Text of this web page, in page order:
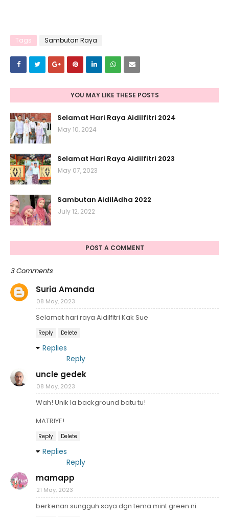
Tags Sambutan Raya
YOU MAY LIKE THESE POSTS
Selamat Hari Raya Aidilfitri 2024
May 10, 2024
Selamat Hari Raya Aidilfitri 2023
May 07, 2023
Sambutan AidilAdha 2022
July 12, 2022
POST A COMMENT
3 Comments
Suria Amanda
08 May, 2023
Selamat hari raya Aidilfitri Kak Sue
Reply Delete
Replies
Reply
uncle gedek
08 May, 2023
Wah! Unik la background batu tu!
MATRIYE!
Reply Delete
Replies
Reply
mamapp
21 May, 2023
berkenan sungguh saya dgn tema mint green ni